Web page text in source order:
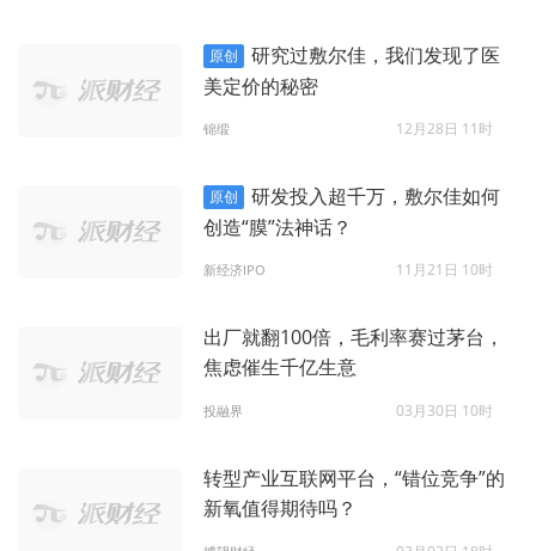
原创
研究过敷尔佳，我们发现了医
美定价的秘密
锦缎 12月28日 11时
原创
研发投入超千万，敷尔佳如何
创造“膜”法神话？
新经济IPO 11月21日 10时
出厂就翻100倍，毛利率赛过茅台，
焦虑催生千亿生意
投融界 03月30日 10时
转型产业互联网平台，“错位竞争”的
新氧值得期待吗？